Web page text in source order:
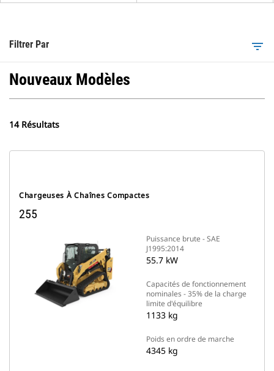
Filtrer Par filter_list
Nouveaux Modèles
14 Résultats
Chargeuses À Chaînes Compactes
255
Puissance brute - SAE
J1995:2014
55.7 kW
Capacités de fonctionnement
nominales - 35% de la charge
limite d'équilibre
1133 kg
Poids en ordre de marche
4345 kg